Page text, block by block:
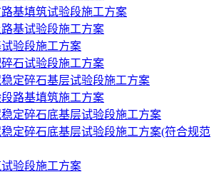
基填筑试验段施工方案
基试验段施工方案
验段施工方案
石试验段施工方案
定碎石基层试验段施工方案
路基填筑施工方案
定碎石底基层试验段施工方案
定碎石底基层试验段施工方案(符合规范
验段施工方案